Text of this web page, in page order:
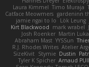
Laura Kimmel Timo Muraja
Catface Meowmers gardeninn
jamie ngai to lo
Lök Leung
Kirt Blackwood mark wrabel
Josh Roenker Martin
Abraham Mast YYSSun
R.J. Rhodes Writes Atelier
SizeKivit Stymie Dustin
Tyler K Spicher Arnaud